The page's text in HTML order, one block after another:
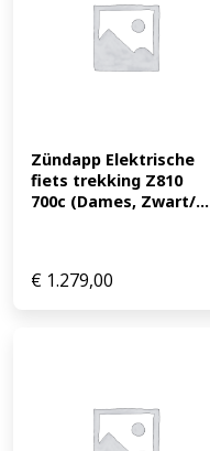
Zündapp Elektrische
fiets trekking Z810
700c (Dames, Zwart/...
€ 1.279,00